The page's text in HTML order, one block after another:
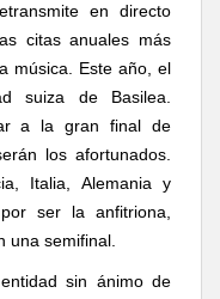
en directo
citas anuales más
música.
Este año, el
suiza de Basilea.
a la gran finalde
los afortunados.
Italia, Alemania y
ser la anfitriona,
una semifinal
sin ánimo de